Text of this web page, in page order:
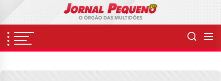
content